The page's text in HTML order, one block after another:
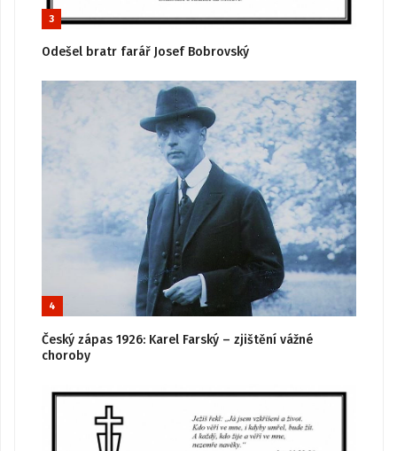
3
Odešel bratr farář Josef Bobrovský
4
Český zápas 1926: Karel Farský – zjištění vážné
choroby